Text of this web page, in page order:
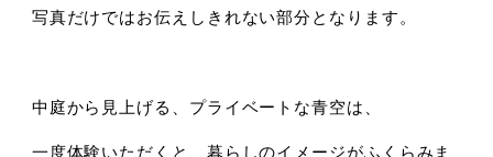
写真だけではお伝えしきれない部分となります。
中庭から見上げる、プライベートな青空は、
一度体験いただくと、暮らしのイメージがふくらみま